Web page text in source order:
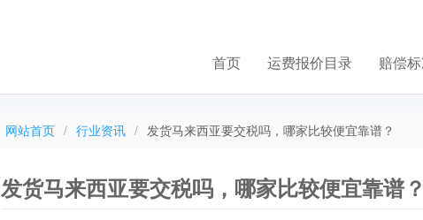
首页 运费报价目录 赔偿
网站首页 / 行业资讯 / 发货马来西亚要交税吗，哪家比较便宜靠谱？
发货马来西亚要交税吗，哪家比较便宜靠谱？